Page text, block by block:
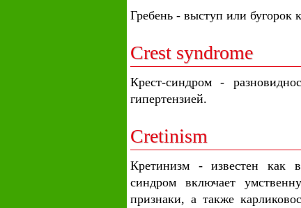
Гребень - выступ или бугорок
Crest syndrome
Крест-синдром -
гипертензией.
Cretinism
Кретинизм - известен как
синдром включает
признаки, а также